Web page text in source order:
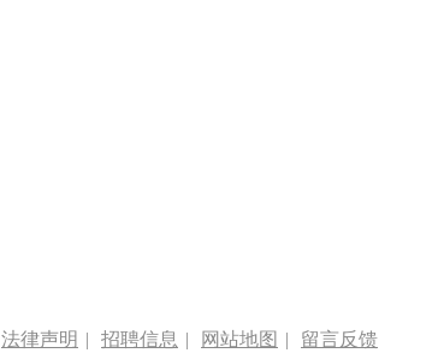
法律声明 | 招聘信息 | 网站地图 | 留言反馈